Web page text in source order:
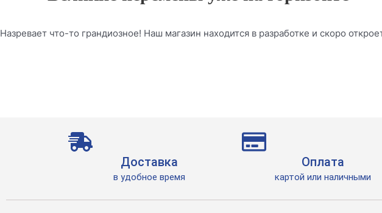
Назревает что-то грандиозное! Наш магазин находится в разработке и скоро
Доставка
в удобное время
Оплата
картой или наличными